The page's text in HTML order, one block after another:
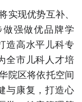
实现优势互补、
强做优品牌学
造高水平儿科专
全市儿科人才培
院区将依托空间
与康复，打造心